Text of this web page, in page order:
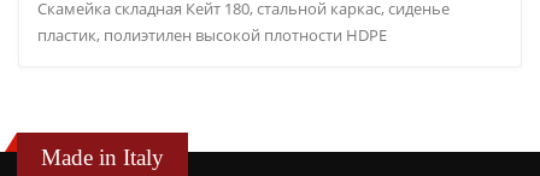
Скамейка складная Кейт 180, стальной каркас, сиденье
пластик, полиэтилен высокой плотности HDPE
Made in Italy